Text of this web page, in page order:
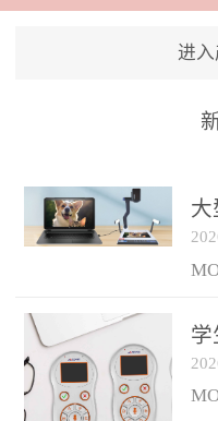
打造的互动授课软件，
QVote 以 “让每一堂课都
功能与数据化教学分析，
课堂互动解决方案，重新
定义了师生互动的新模
教学节奏的重要性，采用
“零学习成本” 的设计理
念，教师无需复杂培训即
可快速上手。软件支持与
进
大
选
学
吗